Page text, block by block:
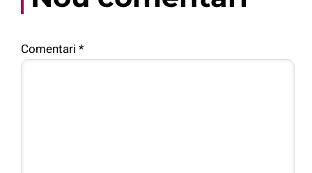
Comentari *